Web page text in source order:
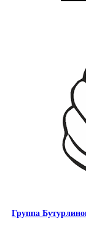
Группа